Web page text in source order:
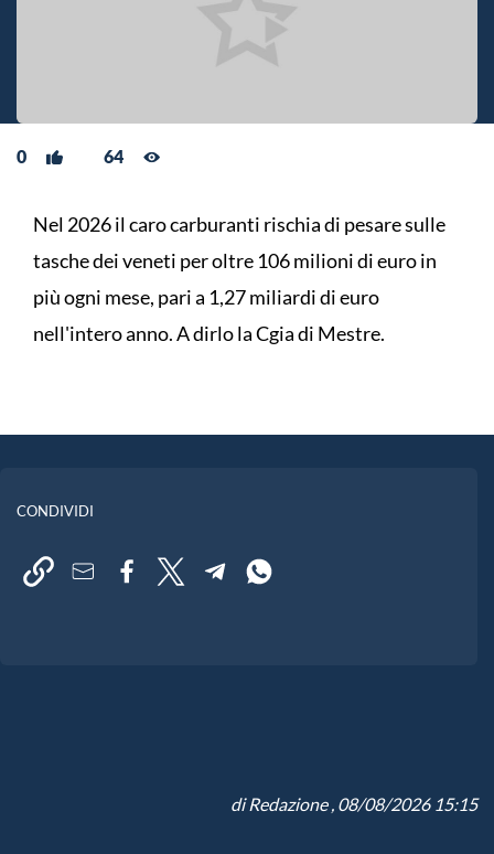
0 64
Nel 2026 il caro carburanti rischia di pesare sulle
tasche dei veneti per oltre 106 milioni di euro in
più ogni mese, pari a 1,27 miliardi di euro
nell'intero anno. A dirlo la Cgia di Mestre.
CONDIVIDI
diRedazione, 08/08/2026 15:15